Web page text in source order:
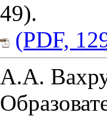
49).
(PDF,
А.А.